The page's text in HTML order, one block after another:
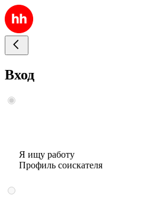
Вход
Я ищу работу
Профиль соискателя